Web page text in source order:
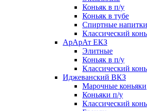
Коньяк в п/у
Коньяк в тубе
Спиртные напитки
Классический
АрАрАт ЕКЗ
Элитные
Коньяк в п/у
Классический
Иджеванский ВКЗ
Марочные коньяки
Коньяки п/у
Классический